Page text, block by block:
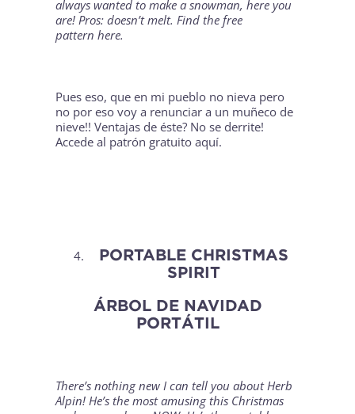
always wanted to make a snowman, here you
are! Pros: doesn’t melt. Find the free
patternhere.
Pues eso, que en mi pueblo no nieva pero
no por eso voy a renunciar a un muñeco de
nieve!! Ventajas de éste? No se derrite!
Accede al patrón gratuitoaquí.
PORTABLE CHRISTMAS
SPIRIT
ÁRBOL DE NAVIDAD
PORTÁTIL
There’s nothing new I can tell you aboutHerb
Alpin! He’s the most amusing this Christmas